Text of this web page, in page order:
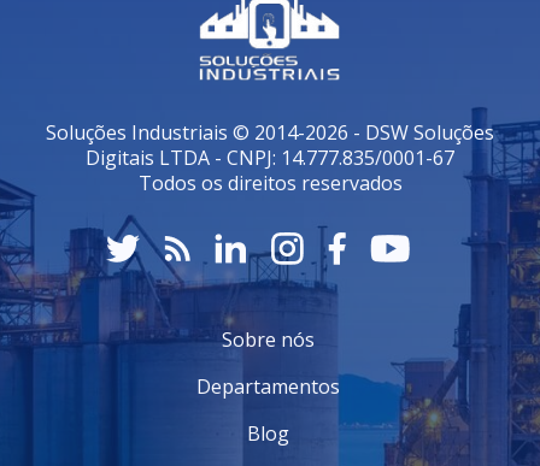
Soluções Industriais © 2014-2026 - DSW Soluções
Digitais LTDA - CNPJ: 14.777.835/0001-67
Todos os direitos reservados
Sobre nós
Departamentos
Blog